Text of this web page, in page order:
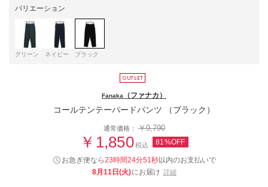
バリエーション
グリーン ネイビー ブラック
Fanaka （ファナカ）
コールテンテーパードパンツ （ブラック）
通常価格：￥9,790
￥1,850税込 81%OFF
お急ぎ便なら23時間24分51秒以内のお支払いで
8月11日(火)にお届け 詳細